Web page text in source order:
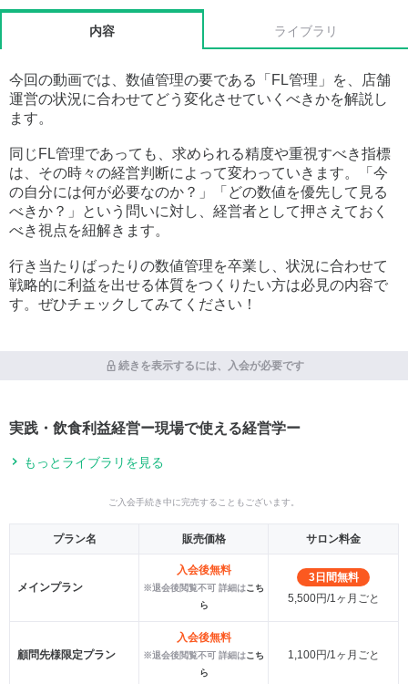
内容 ライブラリ
今回の動画では、数値管理の要である「FL管理」を、店舗
運営の状況に合わせてどう変化させていくべきかを解説し
ます。
同じFL管理であっても、求められる精度や重視すべき指標
は、その時々の経営判断によって変わっていきます。「今
の自分には何が必要なのか？」「どの数値を優先して見る
べきか？」という問いに対し、経営者として押さえておく
べき視点を紐解きます。
行き当たりばったりの数値管理を卒業し、状況に合わせて
戦略的に利益を出せる体質をつくりたい方は必見の内容で
す。ぜひチェックしてみてください！
続きを表示するには、入会が必要です
実践・飲食利益経営ー現場で使える経営学ー
もっとライブラリを見る
ご入会手続き中に完売することもございます。
プラン名 販売価格 サロン料金
メインプラン
入会後無料
※退会後閲覧不可 詳細はこち
ら
3日間無料
5,500円/1ヶ月ごと
顧問先様限定プラン
入会後無料
※退会後閲覧不可 詳細はこち
ら
1,100円/1ヶ月ごと